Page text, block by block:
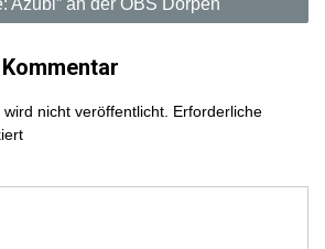
Azubi” an der OBS Dörpen
nicht veröffentlicht. Erforderliche